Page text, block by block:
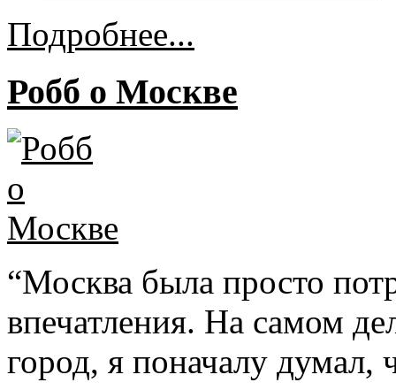
Подробнее...
Робб о Москве
“Москва была просто
впечатления. На самом
город, я поначалу